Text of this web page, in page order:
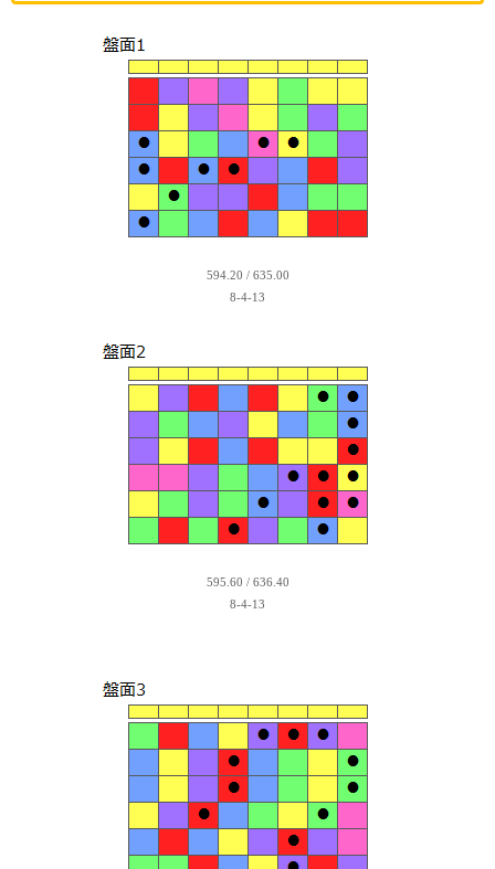
594.20 / 635.00
8-4-13
595.60 / 636.40
8-4-13